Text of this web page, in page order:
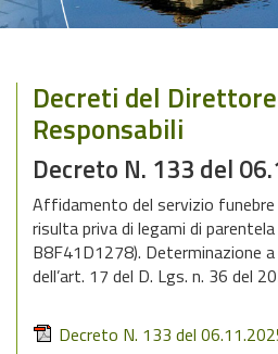
Decreti del
Responsabili
Decreto N. 133 del
Affidamento del servizio
risulta priva di legami di
B8F41D1278). Determinazione
dell’art. 17 del D. Lgs. n. 36 del
Decreto N. 133 del